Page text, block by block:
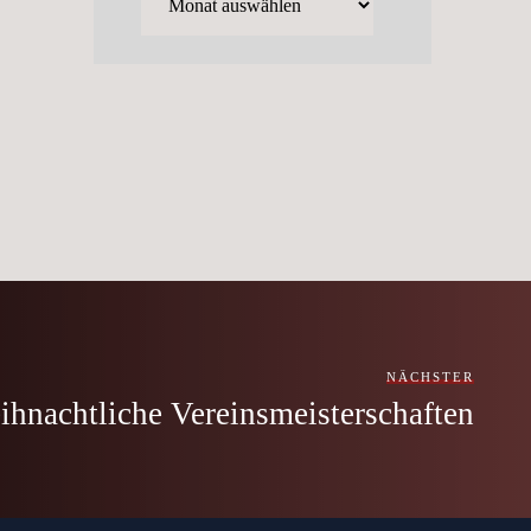
NÄCHSTER
Vereinsmeisterschaften